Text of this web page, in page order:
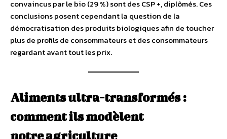
convaincus par le bio (29 %) sont des CSP +, diplômés. Ces
conclusions posent cependant la question de la
démocratisation des produits biologiques afin de toucher
plus de profils de consommateurs et des consommateurs
regardant avant tout les prix.
Aliments ultra-transformés :
comment ils modèlent
notre agriculture